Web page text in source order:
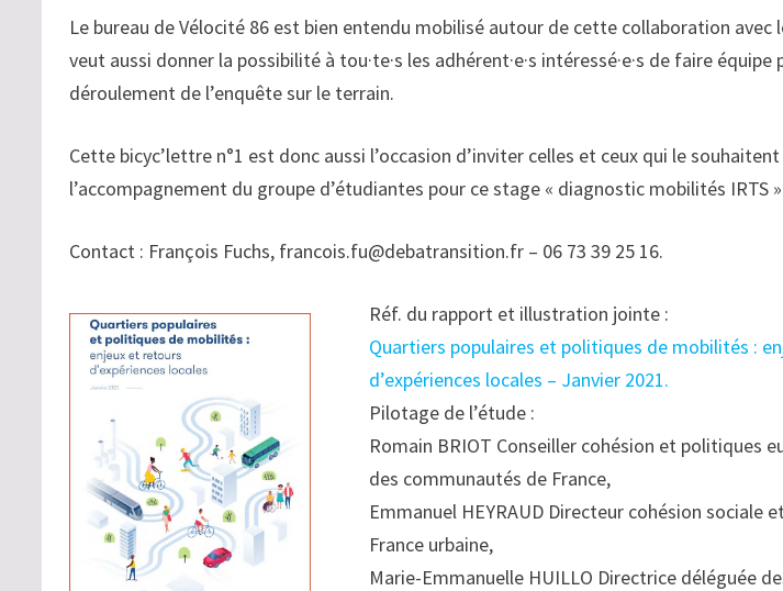
Le bureau de Vélocité 86 est bien entendu mobilisé autour de cette collaboration avec
veut aussi donner la possibilité à tou·te·s les adhérent·e·s intéressé·e·s de faire
déroulement de l’enquête sur le terrain.
Cette bicyc’lettre n°1 est donc aussi l’occasion d’inviter celles et ceux qui le
l’accompagnement du groupe d’étudiantes pour ce stage « diagnostic mobilités IRTS
Contact : François Fuchs, francois.fu@debatransition.fr – 06 73 39 25 16.
Réf. du rapport et illustration jointe :
Quartiers populaires et politiques de mobilités :
d’expériences locales – Janvier 2021.
Pilotage de l’étude :
Romain BRIOT Conseiller cohésion et politiques
des communautés de France,
Emmanuel HEYRAUD Directeur cohésion sociale
France urbaine,
Marie-Emmanuelle HUILLO Directrice déléguée